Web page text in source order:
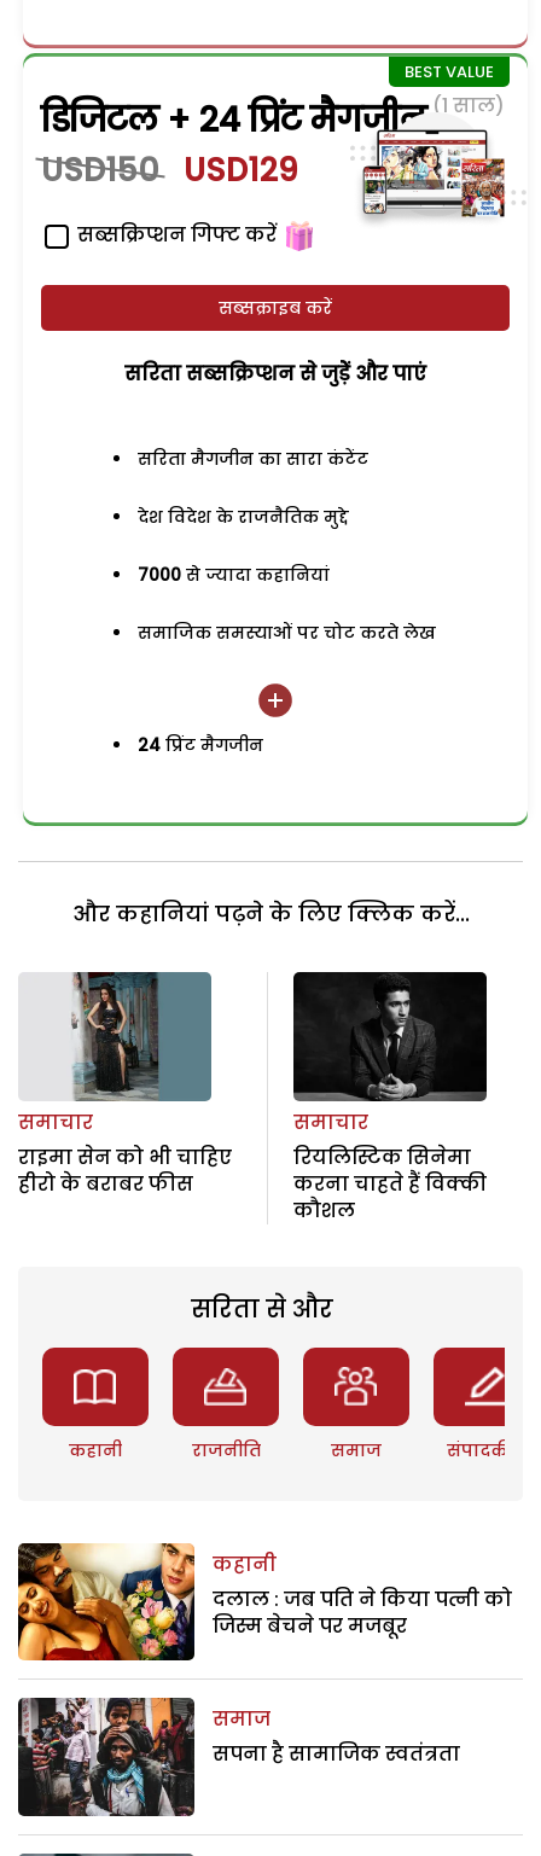
डिजिटल + 24 प्रिंट मैगजीन (1 साल)
USD150 USD129
सब्सक्रिप्शन गिफ्ट करें
सब्सक्राइब करें
सरिता सब्सक्रिप्शन से जुड़ेें और पाएं
सरिता मैगजीन का सारा कंटेंट
देश विदेश के राजनैतिक मुद्दे
7000 से ज्यादा कहानियां
समाजिक समस्याओं पर चोट करते लेख
24 प्रिंट मैगजीन
और कहानियां पढ़ने के लिए क्लिक करें...
समाचार
राइमा सेन को भी चाहिए
हीरो के बराबर फीस
समाचार
रियलिस्टिक सिनेमा
करना चाहते हैं विक्की
कौशल
सरिता से और
कहानी राजनीति समाज संपादकीय
कहानी
दलाल : जब पति ने किया पत्नी को
जिस्म बेचने पर मजबूर
समाज
सपना है सामाजिक स्वतंत्रता